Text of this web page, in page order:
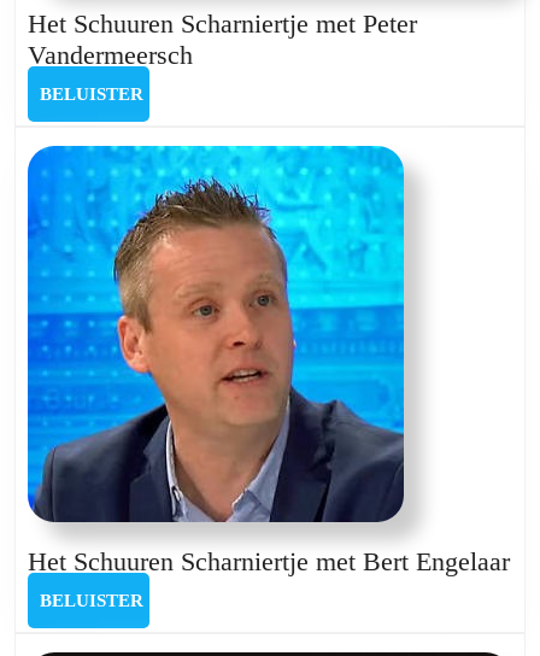
Het Schuuren Scharniertje met Peter
Vandermeersch
met
Peter
Vandermeersch
BELUISTER
Het Schuuren Scharniertje met Bert Engelaar
BELUISTER